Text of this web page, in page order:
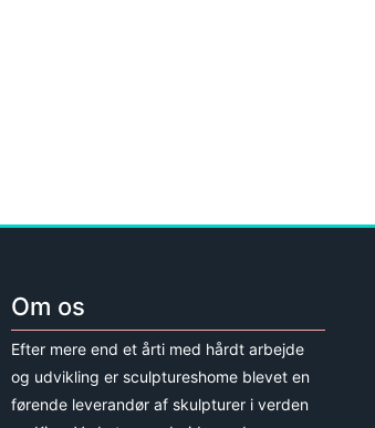
Om os
Efter mere end et årti med hårdt arbejde
og udvikling er sculptureshome blevet en
førende leverandør af skulpturer i verden